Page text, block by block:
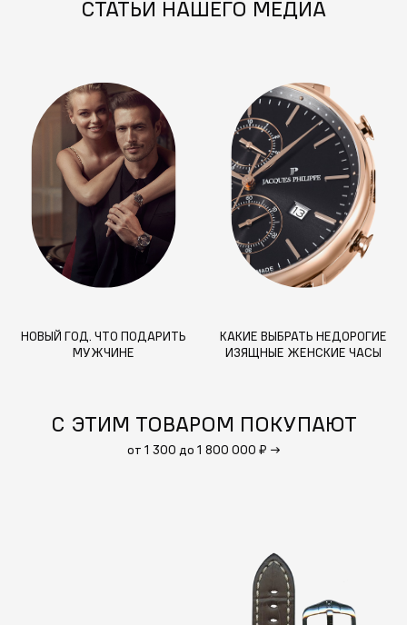
СТАТЬИ НАШЕГО МЕДИА
НОВЫЙ ГОД. ЧТО ПОДАРИТЬ
МУЖЧИНЕ
КАКИЕ ВЫБРАТЬ НЕДОРОГИЕ
ИЗЯЩНЫЕ ЖЕНСКИЕ ЧАСЫ
С ЭТИМ ТОВАРОМ ПОКУПАЮТ
от 1 300 до 1 800 000 ₽ →